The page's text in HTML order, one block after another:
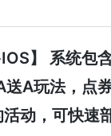
】 系统包
A玩法，点
动，可快速